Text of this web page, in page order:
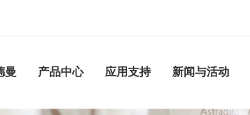
曼 产品中心 应用支持 新闻与活动